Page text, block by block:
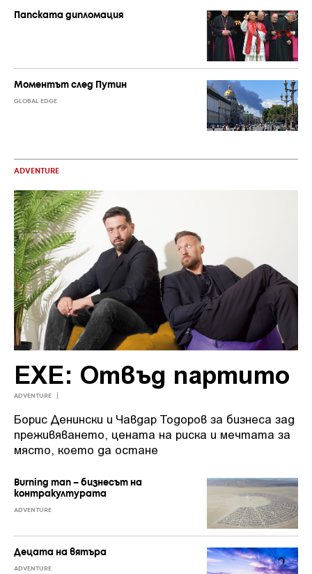
Папската дипломация
Моментът след Путин
GLOBAL EDGE
ADVENTURE
EXE: Отвъд партито
ADVENTURE
Борис Денински и Чавдар Тодоров за бизнеса зад
преживяването, цената на риска и мечтата за
място, което да остане
Burning man – бизнесът на
контракултурата
ADVENTURE
Децата на вятъра
ADVENTURE